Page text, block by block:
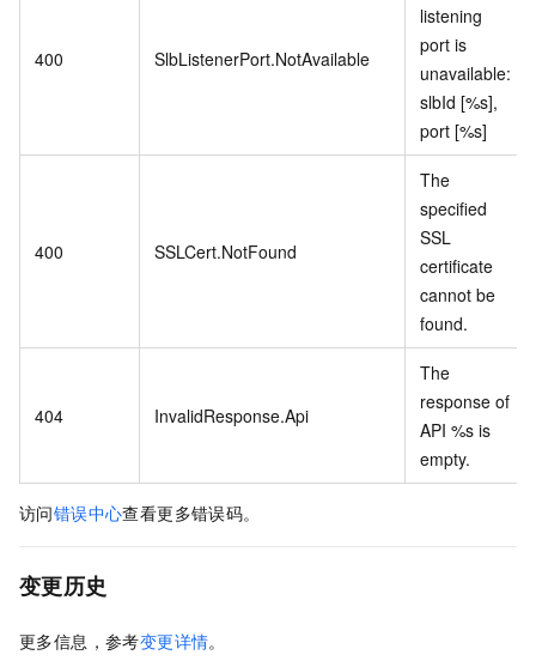
400 SlbListenerPort.NotAvailable
listening
port is
unavailable:
slbId [%s],
port [%s]
400 SSLCert.NotFound
The
specified
SSL
certificate
cannot be
found.
404 InvalidResponse.Api
The
response of
API %s is
empty.
访问错误中心查看更多错误码。
变更历史
更多信息，参考变更详情。